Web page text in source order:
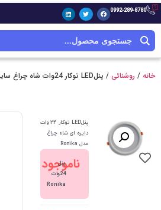
0992-289-8780
خانه / روشنائی / پنلLED توکار 24وات شاه چراغ سایز 59*260 مدل Ronika
پنلLED توکار 24 وات
دایره ای شاه چراغ
مدل Ronika
ناموجود
پنل
24وات
Ronika